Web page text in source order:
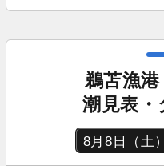
鵜苫漁
潮見表・
8月8日（土）